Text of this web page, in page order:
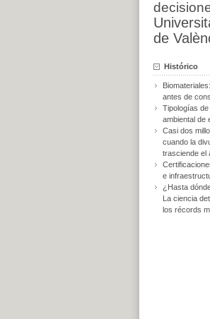
de
Histórico
antes de
Tipologías
ambiental de
Casi dos
cuando la
trasciende el
e
¿Hasta
La ciencia
los récords